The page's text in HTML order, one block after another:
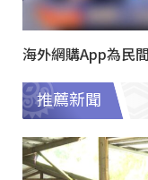
海外網購App為民
推薦新聞